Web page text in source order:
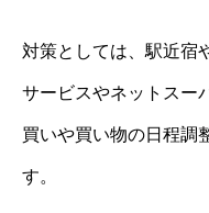
対策としては、駅近宿
サービスやネットスー
買いや買い物の日程調
す。